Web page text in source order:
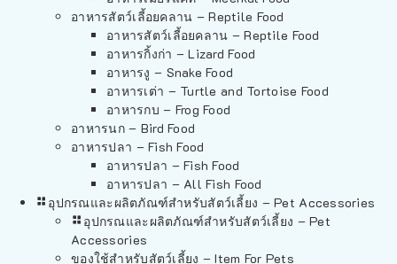
อาหารสัตว์เลี้อยคลาน – Reptile Food
อาหารสัตว์เลี้อยคลาน – Reptile Food
อาหารกิ้งก่า – Lizard Food
อาหารงู – Snake Food
อาหารเต่า – Turtle and Tortoise Food
อาหารกบ – Frog Food
อาหารนก – Bird Food
อาหารปลา – Fish Food
อาหารปลา – Fish Food
อาหารปลา – All Fish Food
อุปกรณและผลิตภัณฑ์สำหรับสัตว์เลี้ยง – Pet Accessories
อุปกรณและผลิตภัณฑ์สำหรับสัตว์เลี้ยง – Pet
Accessories
ของใช้สำหรับสัตว์เลี้ยง – Item For Pets